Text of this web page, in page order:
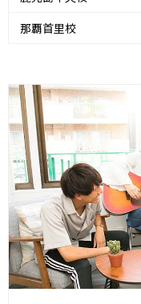
那覇首里校